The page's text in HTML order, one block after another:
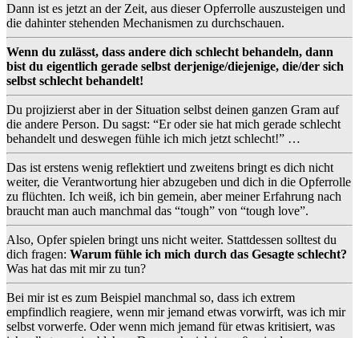
Dann ist es jetzt an der Zeit, aus dieser Opferrolle auszusteigen und
die dahinter stehenden Mechanismen zu durchschauen.
Wenn du zulässt, dass andere dich schlecht behandeln, dann
bist du eigentlich gerade selbst derjenige/diejenige, die/der sich
selbst schlecht behandelt!
Du projizierst aber in der Situation selbst deinen ganzen Gram auf
die andere Person. Du sagst: “Er oder sie hat mich gerade schlecht
behandelt und deswegen fühle ich mich jetzt schlecht!” …
Das ist erstens wenig reflektiert und zweitens bringt es dich nicht
weiter, die Verantwortung hier abzugeben und dich in die Opferrolle
zu flüchten. Ich weiß, ich bin gemein, aber meiner Erfahrung nach
braucht man auch manchmal das “tough” von “tough love”.
Also, Opfer spielen bringt uns nicht weiter. Stattdessen solltest du
dich fragen: Warum fühle ich mich durch das Gesagte schlecht?
Was hat das mit mir zu tun?
Bei mir ist es zum Beispiel manchmal so, dass ich extrem
empfindlich reagiere, wenn mir jemand etwas vorwirft, was ich mir
selbst vorwerfe. Oder wenn mich jemand für etwas kritisiert, was